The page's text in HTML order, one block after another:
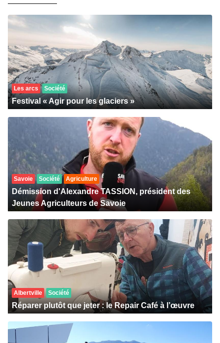
Les arcs Société
Festival « Agir pour les glaciers »
Savoie Société Agriculture
Démission d'Alexandre TASSION, président des
Jeunes Agriculteurs de Savoie
Albertville Société
Réparer plutôt que jeter : le Repair Café à l’œuvre